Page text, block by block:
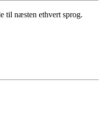
til næsten ethvert sprog.